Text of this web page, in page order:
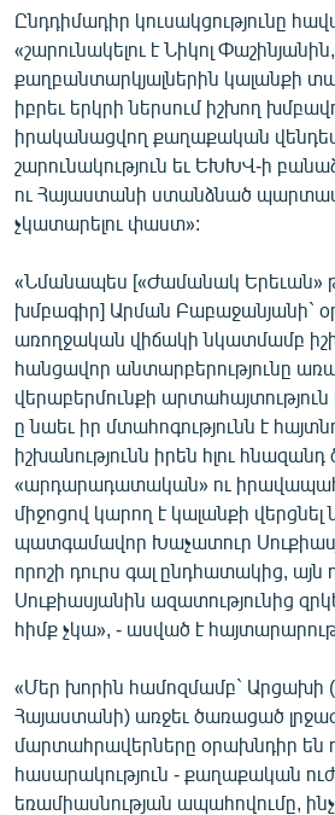
ՀԵՏԵՎԵՔ ՄԵԶ
«Ազատության» բոլոր կայքերը
Ընդդիմադիր կուսակցությունը
«շարունակելու է Նիկոլ
քաղբանտարկյալներին կալանքի
իբրեւ երկրի ներսում իշխող
իրականացվող քաղաքական
շարունակություն եւ ԵԽԽՎ-ի
ու Հայաստանի ստանձնած
չկատարելու փաստ»:
«Նմանապես [«Ժամանակ Երեւան»
խմբագիր] Արման Բաբաջանյանի`
առողջական վիճակի նկատմամբ
հանցավոր անտարբերությունը
վերաբերմունքի արտահայտություն
ը նաեւ իր մտահոգությունն է
իշխանությունն իրեն հլու հնազանդ
«արդարադատական» ու
միջոցով կարող է կալանքի վերցնել
պատգամավոր Խաչատուր
որոշի դուրս գալ ընդհատակից,
Սուքիասյանին ազատությունից
հիմք չկա», - ասված է
«Մեր խորին համոզմամբ` Արցախի
Հայաստանի) առջեւ ծառացած
մարտահրավերները օրախնդիր են
հասարակություն - քաղաքական
եռամիասնության ապահովումը,